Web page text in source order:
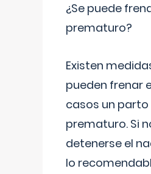
¿Se puede
prematuro?
Existen
pueden frenar
casos un parto
prematuro. Si
detenerse el
lo